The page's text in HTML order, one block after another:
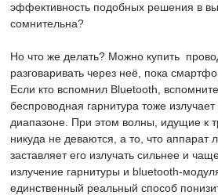
эффективность подобных решения в
сомнительна?
Но что же делать? Можно купить
разговаривать через неё, пока
Если кто вспомнил Bluetooth,
беспроводная гарнитура тоже излучает
диапазоне. При этом волны, идущие к
никуда не деваются, а то, что аппарат
заставляет его излучать сильнее и
излучение гарнитуры и bluetooth-
единственный реальный способ